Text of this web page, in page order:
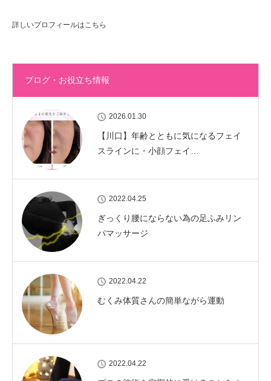
詳しいプロフィールはこちら
ブログ・お役立ち情報
2026.01.30
【川口】年齢とともに気になるフェイ
スラインに・小顔フェイ…
2022.04.25
ぎっくり腰にならない為の足ふみリン
パマッサージ
2022.04.22
むくみ体質さんの簡単ながら運動
2022.04.22